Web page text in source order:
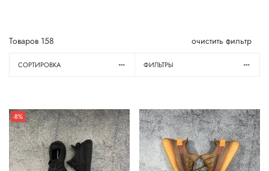
Товаров 158 очистить фильтр
СОРТИРОВКА ФИЛЬТРЫ
-8%